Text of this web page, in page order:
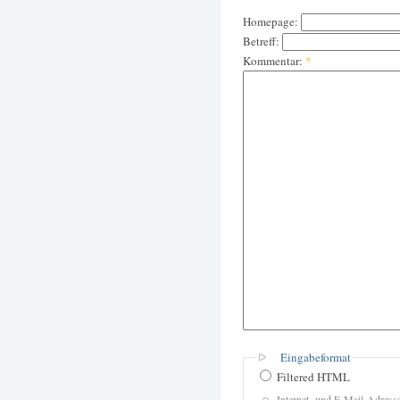
Homepage:
Betreff:
Kommentar: *
Eingabeformat
Filtered HTML